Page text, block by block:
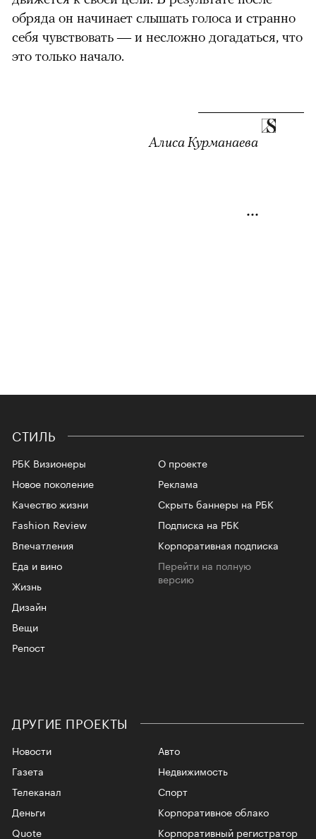
обряда он начинает слышать голоса и странно
себя чувствовать — и несложно догадаться, что
это только начало.
Алиса Курманаева
СТИЛЬ
РБК Визионеры
Новое поколение
Качество жизни
Fashion Review
Впечатления
Еда и вино
Жизнь
Дизайн
Вещи
Репост
О проекте
Реклама
Скрыть баннеры на РБК
Подписка на РБК
Корпоративная подписка
Перейти на полную
версию
ДРУГИЕ ПРОЕКТЫ
Новости
Газета
Телеканал
Авто
Недвижимость
Спорт
Корпоративное облако
Корпоративный регистратор
Деньги
Quote